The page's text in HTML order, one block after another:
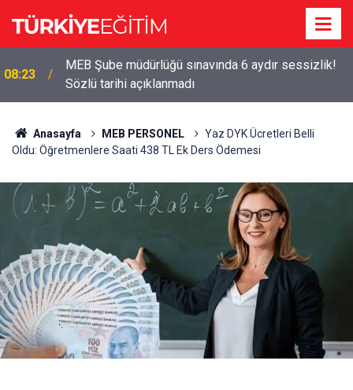
08:23
MEB Şube müdürlüğü sınavında 6 aydır sessizlik!
Sözlü tarihi açıklanmadı
Anasayfa MEB PERSONEL
Yaz DYK Ücretleri Belli
Oldu: Öğretmenlere Saati 438 TL Ek Ders Ödemesi